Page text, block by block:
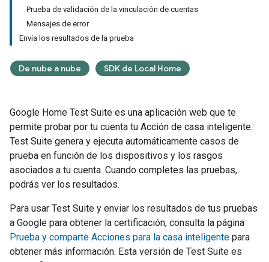
Prueba de validación de la vinculación de cuentas
Mensajes de error
Envía los resultados de la prueba
De nube a nube SDK de Local Home
Google Home Test Suite es una aplicación web que te
permite probar por tu cuenta tu Acción de casa inteligente.
Test Suite genera y ejecuta automáticamente casos de
prueba en función de los dispositivos y los rasgos
asociados a tu cuenta. Cuando completes las pruebas,
podrás ver los resultados.
Para usar Test Suite y enviar los resultados de tus pruebas
a Google para obtener la certificación, consulta la página
Prueba y comparte Acciones para la casa inteligente para
obtener más información. Esta versión de Test Suite es